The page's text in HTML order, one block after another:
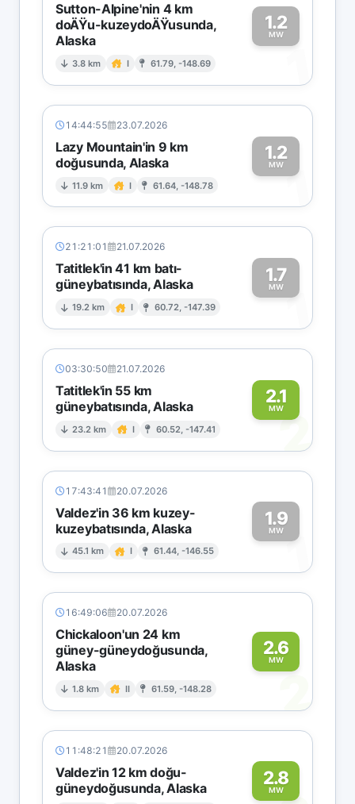
Sutton-Alpine'nin 4 km
doÄŸu-kuzeydoÄŸusunda,
Alaska
3.8 km I 61.79, -148.69
1.2
MW
1
14:44:55 23.07.2026
Lazy Mountain'in 9 km
doğusunda, Alaska
11.9 km I 61.64, -148.78
1.2
MW1
21:21:01 21.07.2026
Tatitlek'in 41 km batı-
güneybatısında, Alaska
19.2 km I 60.72, -147.39
1.7
MW1
03:30:50 21.07.2026
Tatitlek'in 55 km
güneybatısında, Alaska
23.2 km I 60.52, -147.41
2.1
MW2
17:43:41 20.07.2026
Valdez'in 36 km kuzey-
kuzeybatısında, Alaska
45.1 km I 61.44, -146.55
1.9
MW1
16:49:06 20.07.2026
Chickaloon'un 24 km
güney-güneydoğusunda,
Alaska
1.8 km II 61.59, -148.28
2.6
MW
2
11:48:21 20.07.2026
Valdez'in 12 km doğu-
güneydoğusunda, Alaska
2.8
MW